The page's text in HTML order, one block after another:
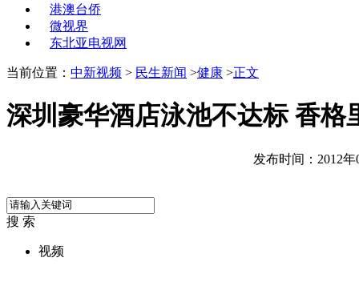
港澳台侨
微视界
东北亚电视网
当前位置： 中新视频 > 民生新闻 >健康 >正文
深圳豪华酒店泳池不达标 香格
发布时间：2012年
搜 索
视频